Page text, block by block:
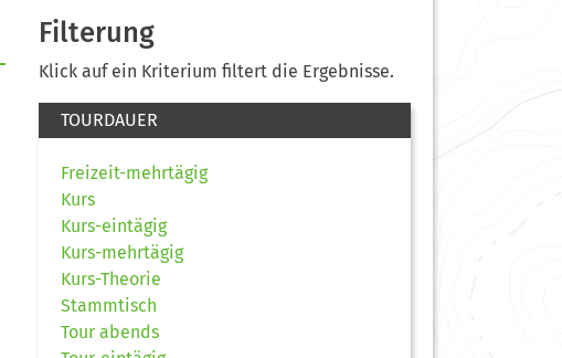
Filterung
Klick auf ein Kriterium filtert die Ergebnisse.
TOURDAUER
Freizeit-mehrtägig
Kurs
Kurs-eintägig
Kurs-mehrtägig
Kurs-Theorie
Stammtisch
Tour abends